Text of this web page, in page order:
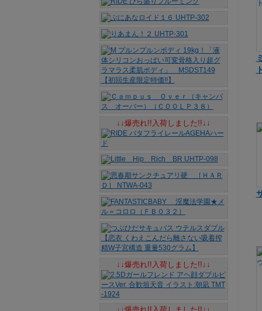
↓↓爆売れ!!入荷しました!!↓↓
↓↓爆売れ!!入荷しました!!↓↓